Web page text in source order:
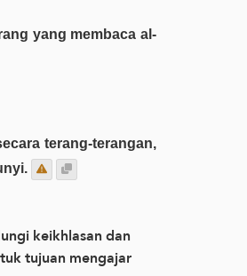
yang membaca al-
keikhlasan dan
tujuan mengajar